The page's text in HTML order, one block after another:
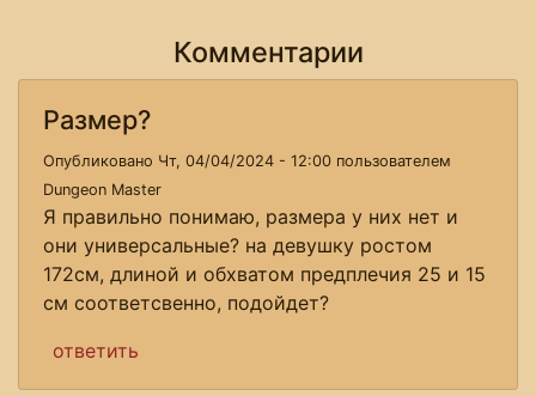
Комментарии
Размер?
Опубликовано Чт, 04/04/2024 - 12:00 пользователем
Dungeon Master
Я правильно понимаю, размера у них нет и
они универсальные? на девушку ростом
172см, длиной и обхватом предплечия 25 и 15
см соответсвенно, подойдет?
ответить